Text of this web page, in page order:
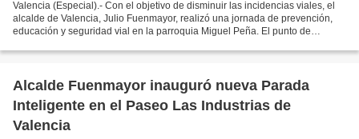
Valencia (Especial).- Con el objetivo de disminuir las incidencias viales, el
alcalde de Valencia, Julio Fuenmayor, realizó una jornada de prevención,
educación y seguridad vial en la parroquia Miguel Peña. El punto de
Alcalde Fuenmayor inauguró nueva Parada
Inteligente en el Paseo Las Industrias de
Valencia